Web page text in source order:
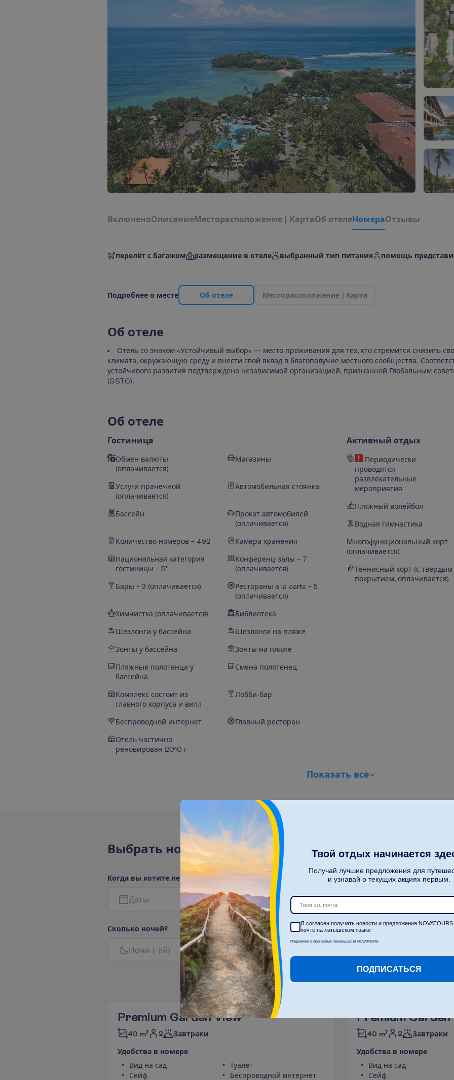
ВключеноОписаниеМесторасположение КартаОб отелеНомераОтзывы
перелёт с багажом размещение в отеле выбранный тип питания помощь
Подробнее о месте Об отеле Месторасположение Карта
Об отеле
Отель со знаком «Устойчивый выбор» — место проживания для тех, кто стремится снизить
климата, окружающую среду и внести свой вклад в благополучие местного сообщества.
устойчивого развития подтверждено независимой организацией, признанной Глобальным
(GSTC).
Об отеле
Гостиница
Обмен валюты
(оплачивается)
Магазины
Услуги прачечной
(оплачивается)
Автомобильная стоянка
Бассейн
Прокат автомобилей
(оплачивается)
Количество номеров – 492 Камера хранения
Национальная категория
гостиницы – 5*
Конференц-залы – 7
(оплачивается)
Бары – 3 (оплачивается)
Рестораны а la carte – 5
(оплачивается)
Химчистка (оплачивается) Библиотека
Шезлонги у бассейна Шезлонги на пляже
Зонты у бассейна Зонты на пляже
Пляжные полотенца у
бассейна
Смена полотенец
Комплекс состоит из
главного корпуса и вилл
Лобби-бар
Беспроводной интернет Главный ресторан
Отель частично
реновирован 2010 г
Активный отдых
Периодически
проводятся
развлекательные
мероприятия
Пляжный волейбол
Водная гимнастика
Многофункциональный корт
(оплачивается)
Теннисный корт (с твердым
покрытием, оплачивается)
Показать все
Выбрать номе р
Когда вы хотите лет ть?
Даты
Ско лько пасс ажиро в?
2
Сколько ночей?
Ночи (-ей)
Premium Garden View
40 m² 2 Завтраки
Удобства в номере
Вид на сад
Сейф
Туалет
Беспроводной интернет
Premium Garden
40 m² 2 Завтраки
Удобства в номере
Вид на сад
Сейф
Твой отдых начинается
Получай лучшие предложения для
и узнавай о текущих акциях первым.
Я согласен получать новости и предложения NOVATOURS
почте на латышском языке
Подробнее о программе преимуществ NOVATOURS
ПОДПИСАТЬСЯ